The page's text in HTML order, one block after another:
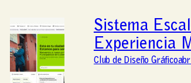
Sistema
Experiencia
Club de Diseño Gráfico